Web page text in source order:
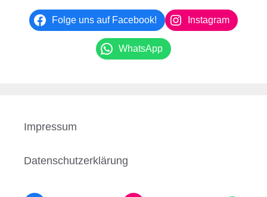
Folge uns auf Facebook! Instagram
WhatsApp
Impressum
Datenschutzerklärung